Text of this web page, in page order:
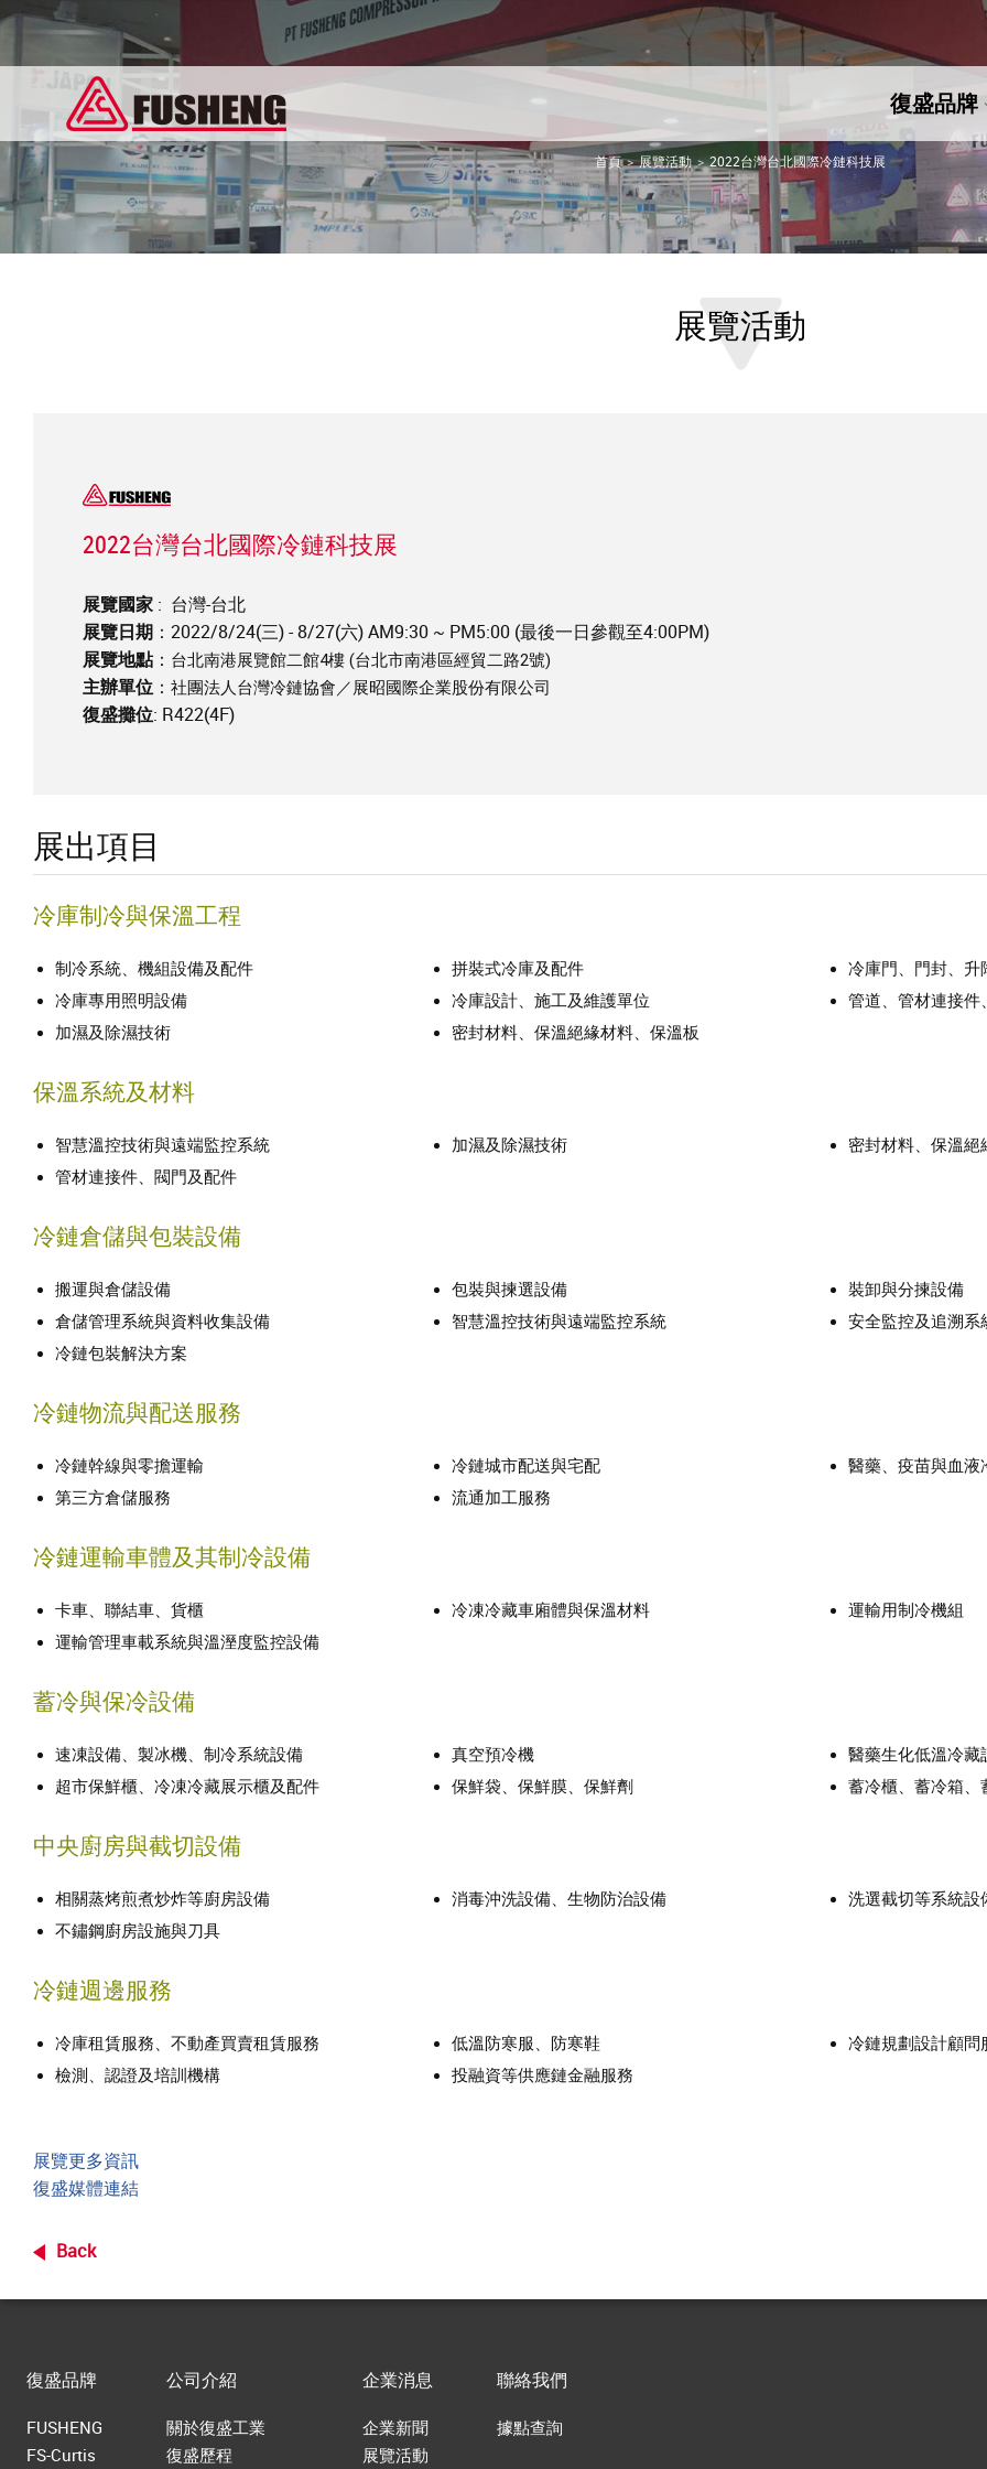
復盛品牌
首頁 展覽活動 2022台灣台北國際冷鏈科技展
展覽活動
2022台灣台北國際冷鏈科技展
展覽國家 : 台灣-台北
展覽日期 ：2022/8/24(三) - 8/27(六) AM9:30 ~ PM5:00 (最後一日參觀至4:00PM)
展覽地點： 台北南港展覽館二館4樓 (台北市南港區經貿二路2號)
主辦單位 ： 社團法人台灣冷鏈協會／展昭國際企業股份有限公司
復盛攤位: R422(4F)
展出項目
冷庫制冷與保溫工程
制冷系統、機組設備及配件 拼裝式冷庫及配件
冷庫門、門封、升
冷庫專用照明設備
冷庫設計、施工及維護單位
管道、管材連接件
加濕及除濕技術
密封材料、保溫絕緣材料、保溫板
保溫系統及材料
智慧溫控技術與遠端監控系統 加濕及除濕技術
密封材料、保溫絕
管材連接件、閥門及配件
冷鏈倉儲與包裝設備
搬運與倉儲設備 包裝與揀選設備
裝卸與分揀設備
倉儲管理系統與資料收集設備
智慧溫控技術與遠端監控系統
安全監控及追溯系
冷鏈包裝解決方案
冷鏈物流與配送服務
冷鏈幹線與零擔運輸 冷鏈城市配送與宅配
醫藥、疫苗與血液
第三方倉儲服務
流通加工服務
冷鏈運輸車體及其制冷設備
卡車、聯結車、貨櫃 冷凍冷藏車廂體與保溫材料
運輸用制冷機組
運輸管理車載系統與溫溼度監控設備
蓄冷與保冷設備
速凍設備、製冰機、制冷系統設備 真空預冷機
醫藥生化低溫冷藏
超市保鮮櫃、冷凍冷藏展示櫃及配件
保鮮袋、保鮮膜、保鮮劑 蓄冷櫃、蓄冷箱、
中央廚房與截切設備
相關蒸烤煎煮炒炸等廚房設備 消毒沖洗設備、生物防治設備
洗選截切等系統設
不鏽鋼廚房設施與刀具
冷鏈週邊服務
冷庫租賃服務、不動產買賣租賃服務 低溫防寒服、防寒鞋
冷鏈規劃設計顧問
檢測、認證及培訓機構
投融資等供應鏈金融服務
展覽更多資訊
復盛媒體連結
Back
復盛品牌
FUSHENG
FS-Curtis
公司介紹
關於復盛工業
復盛歷程
企業消息
企業新聞
展覽活動
聯絡我們
據點查詢